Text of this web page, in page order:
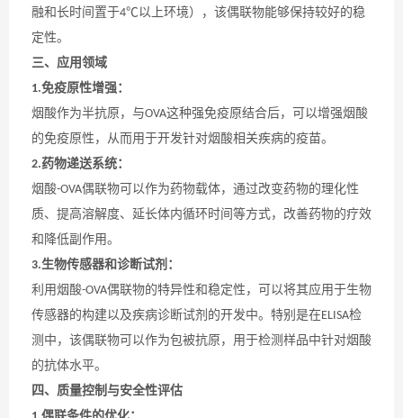
融和长时间置于4℃以上环境），该偶联物能够保持较好的稳
定性。
三、应用领域
1.免疫原性增强：
烟酸作为半抗原，与OVA这种强免疫原结合后，可以增强烟酸
的免疫原性，从而用于开发针对烟酸相关疾病的疫苗。
2.药物递送系统：
烟酸-OVA偶联物可以作为药物载体，通过改变药物的理化性
质、提高溶解度、延长体内循环时间等方式，改善药物的疗效
和降低副作用。
3.生物传感器和诊断试剂：
利用烟酸-OVA偶联物的特异性和稳定性，可以将其应用于生物
传感器的构建以及疾病诊断试剂的开发中。特别是在ELISA检
测中，该偶联物可以作为包被抗原，用于检测样品中针对烟酸
的抗体水平。
四、质量控制与安全性评估